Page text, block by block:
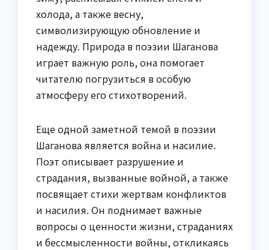
холода, а также весну,
символизирующую обновление и
надежду. Природа в поэзии Шаганова
играет важную роль, она помогает
читателю погрузиться в особую
атмосферу его стихотворений.
Еще одной заметной темой в поэзии
Шаганова является война и насилие.
Поэт описывает разрушение и
страдания, вызванные войной, а также
посвящает стихи жертвам конфликтов
и насилия. Он поднимает важные
вопросы о ценности жизни, страданиях
и бессмысленности войны, откликаясь